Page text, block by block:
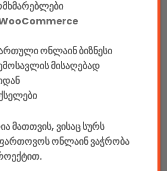
აქსესუარები
ონლაინ ბიზნესი
მისაღებად
მათთვის, ვისაც სურს
ონლაინ ვაჭრობა